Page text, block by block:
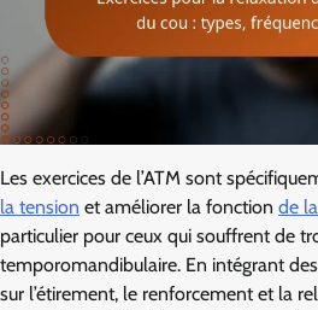
Les exercices de l’ATM sont
la tension et améliorer la fonction de
particulier pour ceux qui souffrent de
temporomandibulaire. En intégrant
sur l’étirement, le renforcement et la